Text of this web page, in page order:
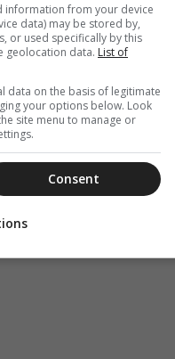
information from your device
data) may be stored by,
or used specifically by this
geolocation data. List of
data on the basis of legitimate
your options below. Look
site menu to manage or
Consent